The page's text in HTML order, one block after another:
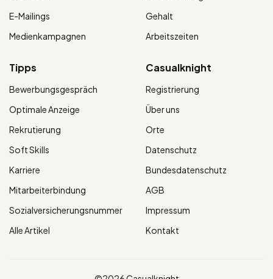
E-Mailings
Medienkampagnen
Gehalt
Arbeitszeiten
Tipps
Bewerbungsgespräch
Optimale Anzeige
Rekrutierung
Soft Skills
Karriere
Mitarbeiterbindung
Sozialversicherungsnummer
Alle Artikel
Casualknight
Registrierung
Über uns
Orte
Datenschutz
Bundesdatenschutz
AGB
Impressum
Kontakt